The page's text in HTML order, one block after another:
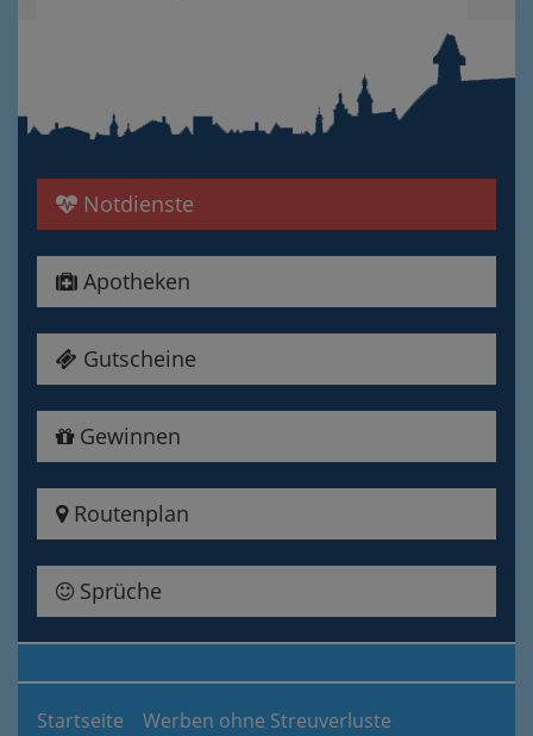
Notdienste
Apotheken
Gutscheine
Gewinnen
Routenplan
Sprüche
Startseite Werben ohne Streuverluste